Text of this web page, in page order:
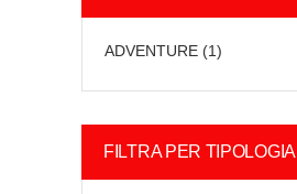
ADVENTURE (1)
FILTRA PER TIPOLOGIA